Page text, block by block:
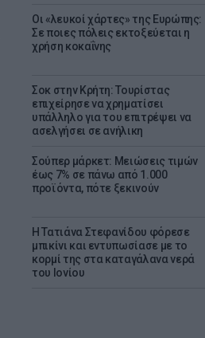
Οι «λευκοί χάρτες» της Ευρώπης:
Σε ποιες πόλεις εκτοξεύεται η
χρήση κοκαΐνης
Σοκ στην Κρήτη: Τουρίστας
επιχείρησε να χρηματίσει
υπάλληλο για του επιτρέψει να
ασελγήσει σε ανήλικη
Σούπερ μάρκετ: Μειώσεις τιμών
έως 7% σε πάνω από 1.000
προϊόντα, πότε ξεκινούν
Η Τατιάνα Στεφανίδου φόρεσε
μπικίνι και εντυπωσίασε με το
κορμί της στα καταγάλανα νερά
του Ιονίου